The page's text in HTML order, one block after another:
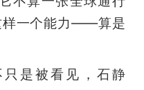
样一个能力——算是
是被看见，石静